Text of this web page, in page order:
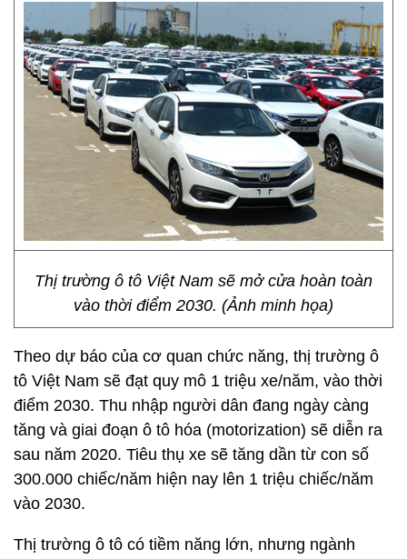
Thị trường ô tô Việt Nam sẽ mở cửa hoàn toàn
vào thời điểm 2030. (Ảnh minh họa)
Theo dự báo của cơ quan chức năng, thị trường ô
tô Việt Nam sẽ đạt quy mô 1 triệu xe/năm, vào thời
điểm 2030. Thu nhập người dân đang ngày càng
tăng và giai đoạn ô tô hóa (motorization) sẽ diễn ra
sau năm 2020. Tiêu thụ xe sẽ tăng dần từ con số
300.000 chiếc/năm hiện nay lên 1 triệu chiếc/năm
vào 2030.
Thị trường ô tô có tiềm năng lớn, nhưng ngành